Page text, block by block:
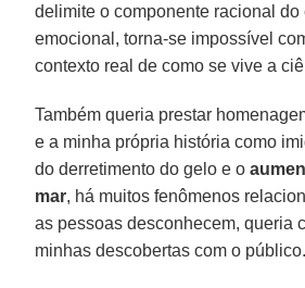
delimite o componente racional do
emocional, torna-se impossível
contexto real de como se vive a
Também queria prestar
e a minha própria história como
do derretimento do gelo e o
mar, há muitos fenômenos
as pessoas desconhecem, queria
minhas descobertas com o público.